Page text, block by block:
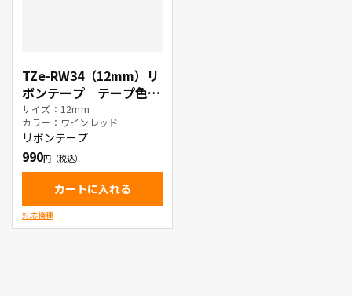
TZe-RW34（12mm）リ
ボンテープ テープ色：
ワインレッド / 金文字
サイズ：12mm
カラー：ワインレッド
リボンテープ
990
カートに入れる
対応機種